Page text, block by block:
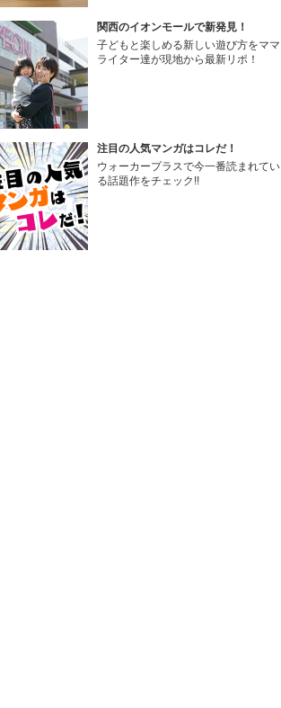
関西のイオンモールで新発見！
子どもと楽しめる新しい遊び方をママ
ライター達が現地から最新リポ！
注目の人気マンガはコレだ！
ウォーカープラスで今一番読まれてい
る話題作をチェック!!